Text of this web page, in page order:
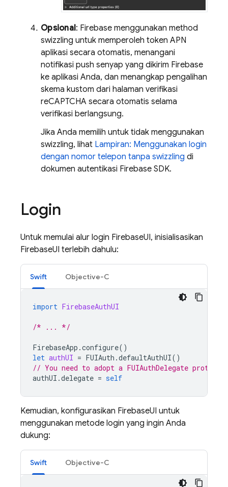
Opsional: Firebase menggunakan method
swizzling untuk memperoleh token APN
aplikasi secara otomatis, menangani
notifikasi push senyap yang dikirim Firebase
ke aplikasi Anda, dan menangkap pengalihan
skema kustom dari halaman verifikasi
reCAPTCHA secara otomatis selama
verifikasi berlangsung.
Jika Anda memilih untuk tidak menggunakan
swizzling, lihat Lampiran: Menggunakan login
dengan nomor telepon tanpa swizzling di
dokumen autentikasi Firebase SDK.
Login
Untuk memulai alur login FirebaseUI, inisialisasikan
FirebaseUI terlebih dahulu:
Swift Objective-C
import FirebaseAuthUI
/* ... */
FirebaseApp .configure()
let authUI = FUIAuth .defaultAuthUI()
// You need to adopt a FUIAuthDelegate
authUI .delegate = self
Kemudian, konfigurasikan FirebaseUI untuk
menggunakan metode login yang ingin Anda
dukung:
Swift Objective-C